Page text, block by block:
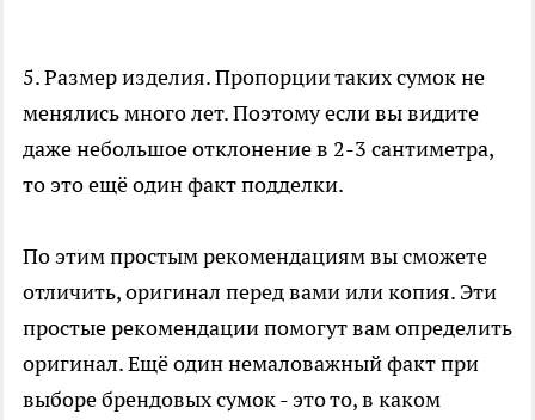
5. Размер изделия. Пропорции таких сумок не
менялись много лет. Поэтому если вы видите
даже небольшое отклонение в 2-3 сантиметра,
то это ещё один факт подделки.
По этим простым рекомендациям вы сможете
отличить, оригинал перед вами или копия. Эти
простые рекомендации помогут вам определить
оригинал. Ещё один немаловажный факт при
выборе брендовых сумок - это то, в каком